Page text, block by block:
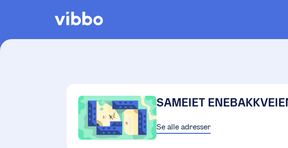
SAMEIET
Se alle adresser